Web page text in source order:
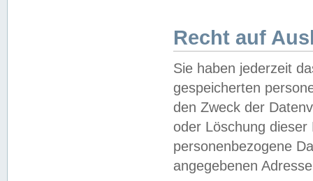
Recht auf
Sie haben jederzeit
gespeicherten
den Zweck der
oder Löschung
personenbezogene
angegebenen